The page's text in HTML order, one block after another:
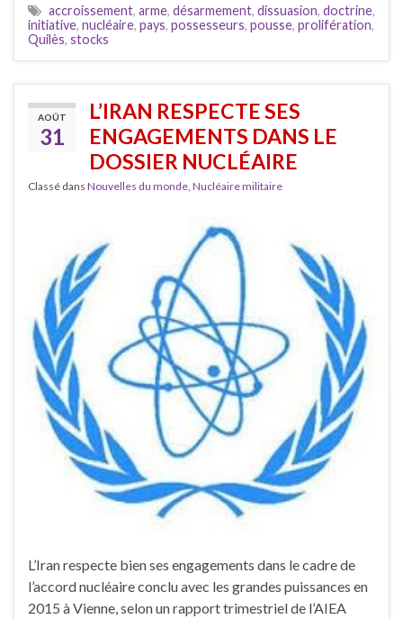
accroissement, arme, désarmement, dissuasion, doctrine,
initiative, nucléaire, pays, possesseurs, pousse, prolifération,
Quilès, stocks
AOÛT
31
L’IRAN RESPECTE SES
ENGAGEMENTS DANS LE
DOSSIER NUCLÉAIRE
Classé dans Nouvelles du monde, Nucléaire militaire
L’Iran respecte bien ses engagements dans le cadre de
l’accord nucléaire conclu avec les grandes puissances en
2015 à Vienne, selon un rapport trimestriel de l’AIEA